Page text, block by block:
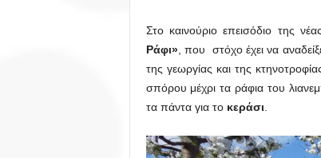
Στο καινούριο επεισόδιο της
Ράφι», που στόχο έχει να
της γεωργίας και της
σπόρου μέχρι τα ράφια του
τα πάντα για το κεράσι